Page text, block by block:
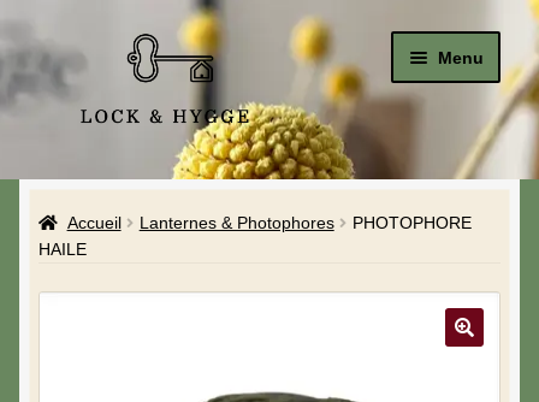
Menu
Le Studio
La Boutique
Accueil Lanternes & Photophores
PHOTOPHORE
HAILE